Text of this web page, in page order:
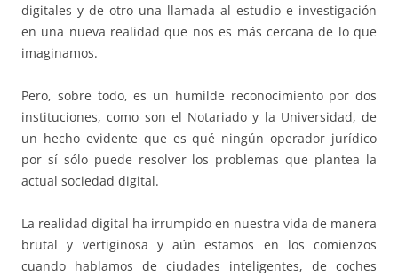
digitales y de otro una llamada al estudio e investigación
en una nueva realidad que nos es más cercana de lo que
imaginamos.
Pero, sobre todo, es un humilde reconocimiento por dos
instituciones, como son el Notariado y la Universidad, de
un hecho evidente que es qué ningún operador jurídico
por sí sólo puede resolver los problemas que plantea la
actual sociedad digital.
La realidad digital ha irrumpido en nuestra vida de manera
brutal y vertiginosa y aún estamos en los comienzos
cuando hablamos de ciudades inteligentes, de coches